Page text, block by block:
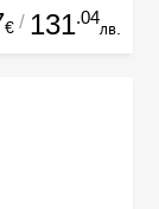
€ / 131.04
лв.